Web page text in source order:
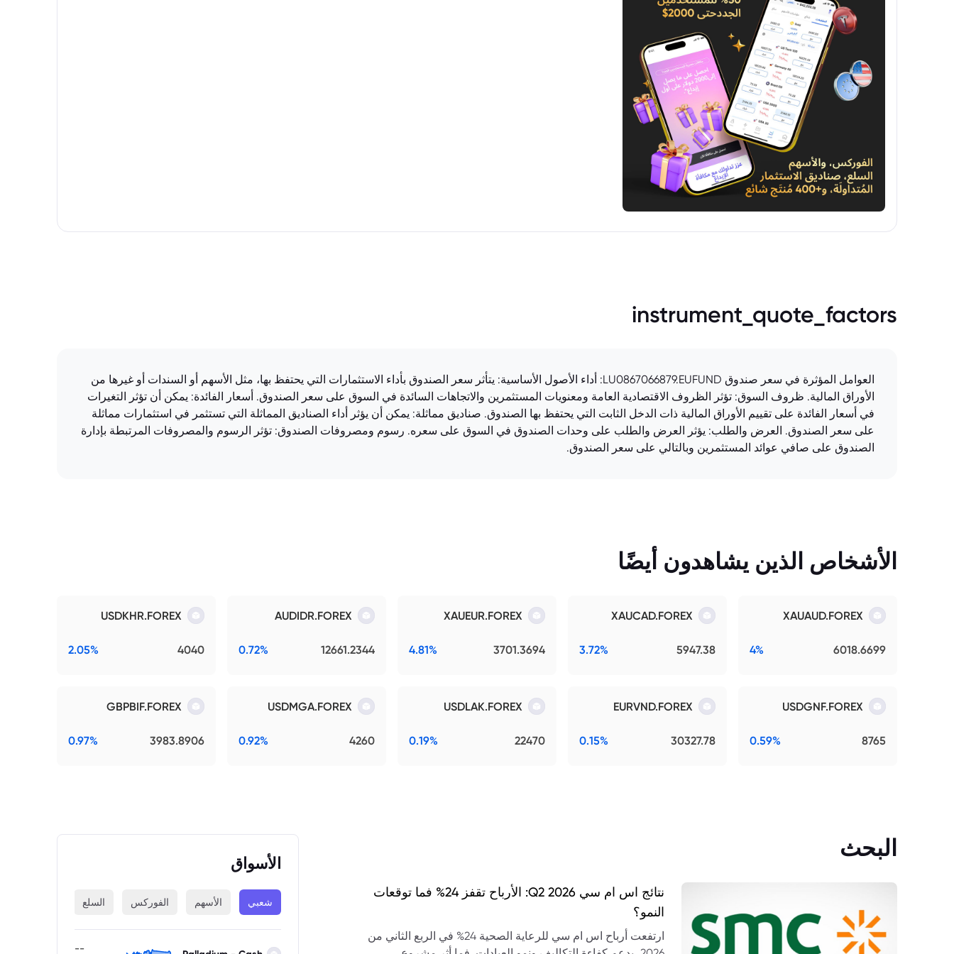
معلومات المستثمر الرئيسية (KIID).
instrument_quote_factors
العوامل المؤثرة في سعر صندوق LU0867066879.EUFUND: أداء الأصول الأساسية: يتأثر سعر الصندوق بأداء الاستثمارات التي يحتفظ بها، مثل الأسهم أو السندات أو غيرها من
الأوراق المالية. ظروف السوق: تؤثر الظروف الاقتصادية العامة ومعنويات المستثمرين والاتجاهات السائدة في السوق على سعر الصندوق. أسعار الفائدة: يمكن أن تؤثر التغيرات
في أسعار الفائدة على تقييم الأوراق المالية ذات الدخل الثابت التي يحتفظ بها الصندوق. صناديق مماثلة: يمكن أن يؤثر أداء الصناديق المماثلة التي تستثمر في استثمارات مماثلة
على سعر الصندوق. العرض والطلب: يؤثر العرض والطلب على وحدات الصندوق في السوق على سعره. رسوم ومصروفات الصندوق: تؤثر الرسوم والمصروفات المرتبطة بإدارة
الصندوق على صافي عوائد المستثمرين وبالتالي على سعر الصندوق.
الأشخاص الذين يشاهدون أيضًا
XAUAUD.FOREX
6018.6699
4%
XAUCAD.FOREX
5947.38
3.72%
XAUEUR.FOREX
3701.3694
4.81%
AUDIDR.FOREX
12661.2344
0.72%
USDKHR.FOREX
4040
2.05%
USDGNF.FOREX
8765
0.59%
EURVND.FOREX
30327.78
0.15%
USDLAK.FOREX
22470
0.19%
USDMGA.FOREX
4260
0.92%
GBPBIF.FOREX
3983.8906
0.97%
البحث
نتائج اس ام سي Q2 2026: الأرباح تقفز 24% فما توقعات
النمو؟
ارتفعت أرباح اس ام سي للرعاية الصحية 24% في الربع الثاني من
الأسواق
شعبي الأسهم الفوركس السلع
--